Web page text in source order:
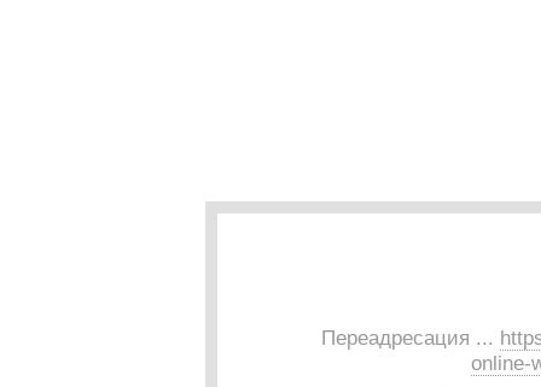
Переадресация ...
online-